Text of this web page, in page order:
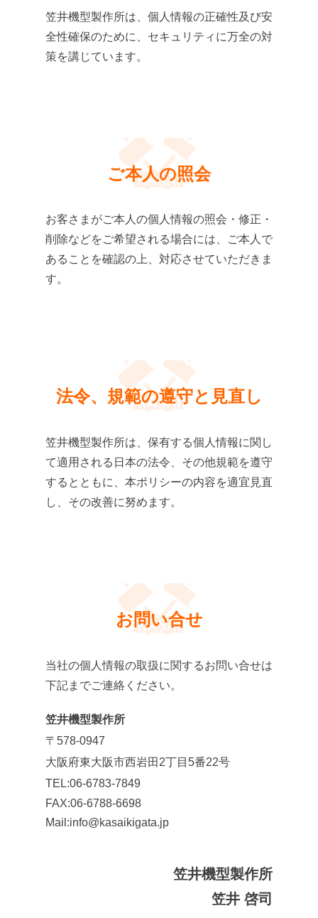
笠井機型製作所は、個人情報の正確性及び安
全性確保のために、セキュリティに万全の対
策を講じています。
ご本人の照会
お客さまがご本人の個人情報の照会・修正・
削除などをご希望される場合には、ご本人で
あることを確認の上、対応させていただきま
す。
法令、規範の遵守と見直し
笠井機型製作所は、保有する個人情報に関し
て適用される日本の法令、その他規範を遵守
するとともに、本ポリシーの内容を適宜見直
し、その改善に努めます。
お問い合せ
当社の個人情報の取扱に関するお問い合せは
下記までご連絡ください。
笠井機型製作所
〒578-0947
大阪府東大阪市西岩田2丁目5番22号
TEL:06-6783-7849
FAX:06-6788-6698
Mail:info@kasaikigata.jp
笠井機型製作所
笠井 啓司